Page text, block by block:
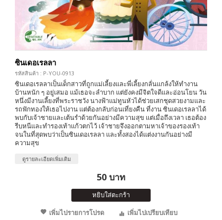
ซินเดอเรลลา
รหัสสินค้า : P-YOU-0913
ซินเดอเรลลาเป็นเด็กสาวที่ถูกแม่เลี้ยงและพี่เลี้ยงกลั่นแกล้งให้ทำงาน
บ้านหนัก ๆ อยู่เสมอ แม้เธอจะลำบาก แต่ยังคงมีจิตใจดีและอ่อนโยน วัน
หนึ่งมีงานเลี้ยงที่พระราชวัง นางฟ้าแม่ทูนหัวได้ช่วยเสกชุดสวยงามและ
รถฟักทองให้เธอไปงาน แต่ต้องกลับก่อนเที่ยงคืน ที่งาน ซินเดอเรลลาได้
พบกับเจ้าชายและเต้นรำด้วยกันอย่างมีความสุข แต่เมื่อถึงเวลา เธอต้อง
รีบหนีและทำรองเท้าแก้วตกไว้ เจ้าชายจึงออกตามหาเจ้าของรองเท้า
จนในที่สุดพบว่าเป็นซินเดอเรลลา และทั้งสองได้แต่งงานกันอย่างมี
ความสุข
ดูรายละเอียดเพิ่มเติม
50 บาท
หยิบใส่ตะกร้า
เพิ่มไปรายการโปรด
เพิ่มไปเปรียบเทียบ